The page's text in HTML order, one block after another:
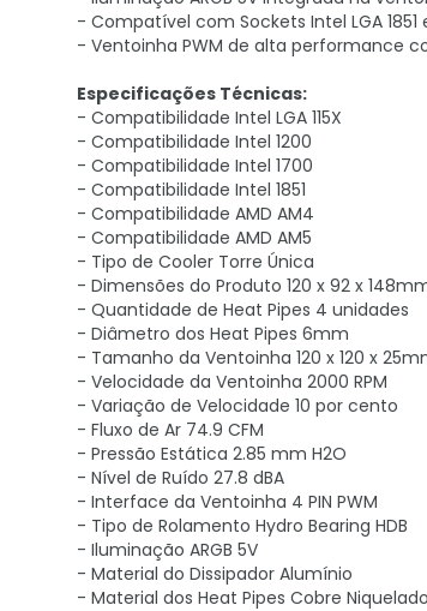
- Compatível com Sockets Intel LGA 1851
- Ventoinha PWM de alta performance
Especificações Técnicas:
- Compatibilidade Intel LGA 115X
- Compatibilidade Intel 1200
- Compatibilidade Intel 1700
- Compatibilidade Intel 1851
- Compatibilidade AMD AM4
- Compatibilidade AMD AM5
- Tipo de Cooler Torre Única
- Dimensões do Produto 120 x 92 x
- Quantidade de Heat Pipes 4 unidades
- Diâmetro dos Heat Pipes 6mm
- Tamanho da Ventoinha 120 x 120 x
- Velocidade da Ventoinha 2000 RPM
- Variação de Velocidade 10 por cento
- Fluxo de Ar 74.9 CFM
- Pressão Estática 2.85 mm H2O
- Nível de Ruído 27.8 dBA
- Interface da Ventoinha 4 PIN PWM
- Tipo de Rolamento Hydro Bearing HDB
- Iluminação ARGB 5V
- Material do Dissipador Alumínio
- Material dos Heat Pipes Cobre Niquelado